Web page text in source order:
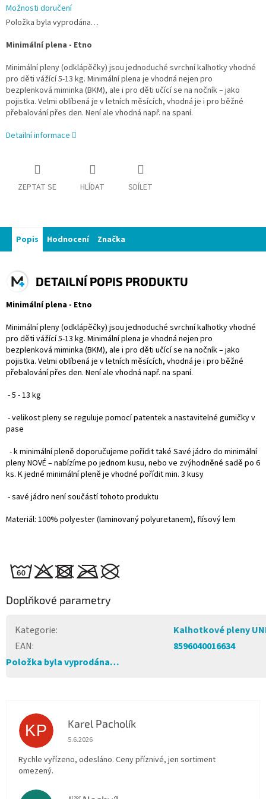
Možnosti doručení
Položka byla vyprodána…
Minimální plena - Etno
Minimální pleny (odklápěčky) jsou jednoduché svrchní kalhotky vhodné
pro děti vážící 5-13 kg. Minimální plena je vhodná nejen pro
bezplenková miminka (BKM), ale i pro děti učící se na nočník – jako
pojistka. Velmi oblíbená je v letních měsících, vhodná je i pro běžné
přebalování přes den. Není ale vhodná např. na spaní.
Detailní informace
ZEPTAT SE HLÍDAT SDÍLET
Popis Hodnocení Značka
DETAILNÍ POPIS PRODUKTU
Minimální plena - Etno
Minimální pleny (odklápěčky) jsou jednoduché svrchní kalhotky vhodné
pro děti vážící 5-13 kg. Minimální plena je vhodná nejen pro
bezplenková miminka (BKM), ale i pro děti učící se na nočník – jako
pojistka. Velmi oblíbená je v letních měsících, vhodná je i pro běžné
přebalování přes den. Není ale vhodná např. na spaní.
- 5 - 13 kg
- velikost pleny se reguluje pomocí patentek a nastavitelné gumičky v
pase
- k minimální pleně doporučujeme pořídit také Savé jádro do minimální
pleny NOVÉ– nabízíme po jednom kusu, nebo ve zvýhodněné sadě po 6
ks. K jedné minimální pleně je vhodné pořídit min. 3 kusy
- savé jádro není součástí tohoto produktu
Materiál: 100% polyester (laminovaný polyuretanem), flísový lem
Doplňkové parametry
Kategorie:
Kalhotkové pleny
EAN:
8596040016634
Položka byla vyprodána…
KP Karel Pacholík
Hodnocení obchodu je 4 z 5 hvězdiček.
5.6.2026
Rychle vyřízeno, odesláno. Ceny příznivé, jen sortiment
omezený.